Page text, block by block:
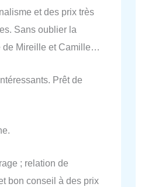
et des prix très
Sans oublier la
Mireille et Camille…
Prêt de
; relation de
bon conseil à des prix